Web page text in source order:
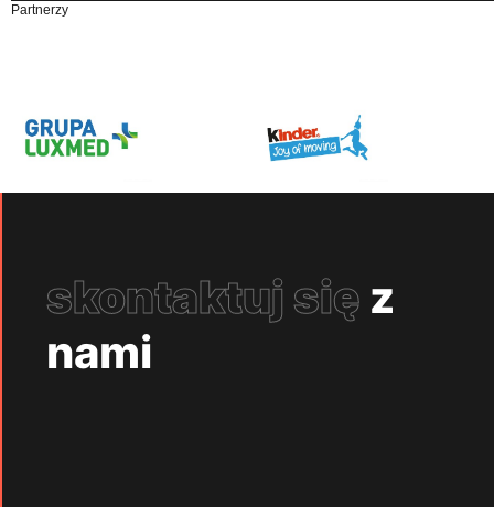
Partnerzy
skontaktuj się z
nami